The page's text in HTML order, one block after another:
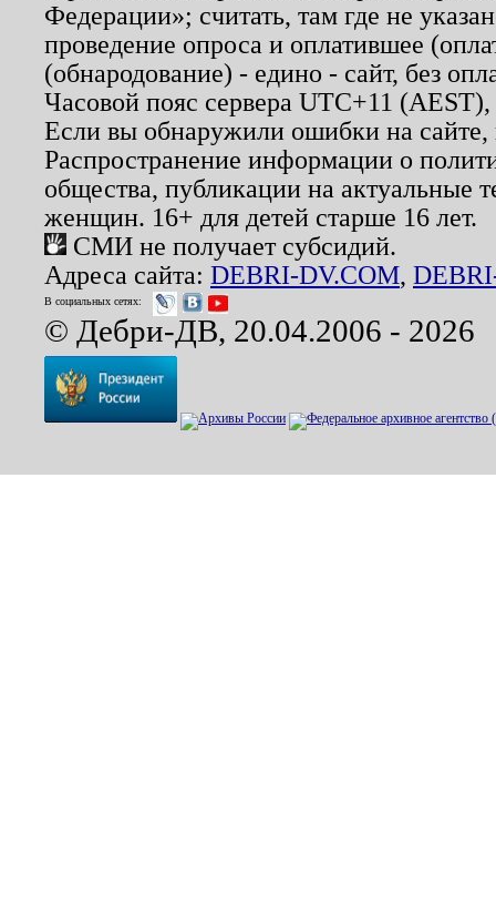
Федерации»; считать, там где не
проведение опроса и оплатившее
(обнародование) - едино - сайт, без
Часовой пояс сервера UTC+11
Если вы обнаружили ошибки на
Распространение информации о
общества, публикации на актуальные
женщин. 16+ для детей старше 16 лет.
СМИ не получает субсидий.
Адреса сайта: DEBRI-DV.COM,
В социальных сетях:
© Дебри-ДВ, 20.04.2006 - 2026